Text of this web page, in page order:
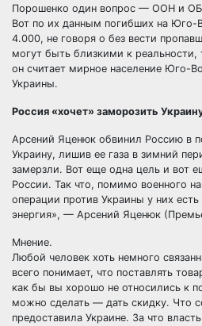
Порошенко один вопрос — ООН и
Вот по их данным погибших на Юго-
4.000, не говоря о без вести
могут быть близкими к реальности,
он считает мирное население Юго-
Украины.
Россия «хочет» заморозить
Арсений Яценюк обвинил Россию в
Украину, лишив ее газа в зимний
замерзли. Вот еще одна цель и вот
России. Так что, помимо военного
операции против Украины у них
энергия», — Арсений Яценюк
Мнение.
Любой человек хоть немного
всего понимает, что поставлять
как бы вы хорошо не относились к
можно сделать — дать скидку. Что
предоставила Украине. За что